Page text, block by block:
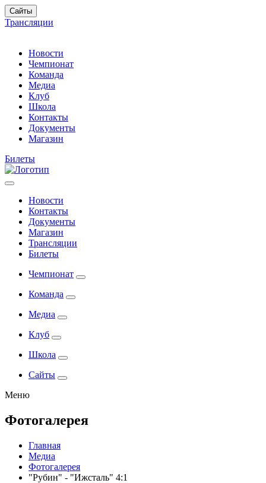
Сайты
Трансляции
Новости
Чемпионат
Команда
Медиа
Клуб
Школа
Контакты
Документы
Магазин
Билеты
Новости
Контакты
Документы
Магазин
Трансляции
Билеты
Чемпионат
Команда
Медиа
Клуб
Школа
Сайты
Меню
Фотогалерея
Главная
Медиа
Фотогалерея
"Рубин" - "Ижсталь" 4:1